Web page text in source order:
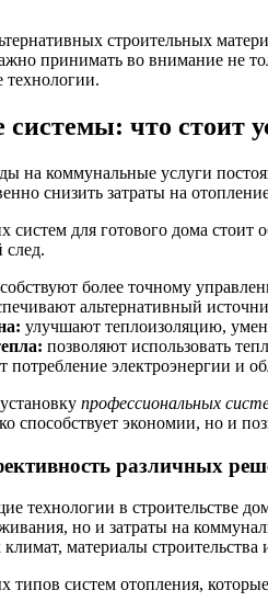
строительных
принимать во внимание не
технологии.
что стоит
на коммунальные услуги
снизить затраты на
для готового дома стоит
след.
более точному
альтернативный
улучшают теплоизоляцию,
позволяют использовать
потребление электроэнергии и
профессиональных
способствует экономии, но и
различных
технологии в строительстве
но и затраты на
материалы
типов систем отопления,